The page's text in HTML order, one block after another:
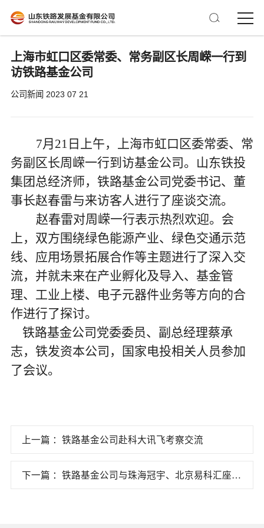
上海市虹口区委常委、常务副区长周嵘一行到
访铁路基金公司
公司新闻 2023 07 21
7月 21 日 上午，上海市虹口区委常委、常
务副区长周嵘一行到访基金公司 。山东铁投
集团总经济师， 铁路基金公司党委书记、董
事长赵春雷与来访客人进行了座谈交流。
赵春雷对周嵘一行表示热烈欢迎。会
上，双方围绕绿色能源产业、绿色交通示范
线、应用场景拓展合作等主题进行了深入交
流，并就未来在产业孵化及导入、基金管
理、工业上楼、电子元器件业务等方向的合
作进行了探讨。
铁路基金公司党委委员、副总经理蔡承
志，铁发资本公司，国家电投相关人员参加
了会议。
上一篇 ：铁路基金公司赴科大讯飞考察交流
下一篇 ：铁路基金公司与珠海冠宇、北京易科汇座谈